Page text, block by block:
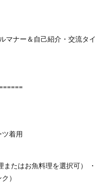
マナー＆自己紹介・交流タ
着用
またはお魚料理を選択可）
）